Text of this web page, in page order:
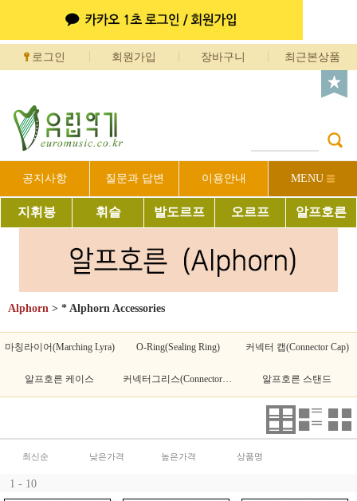
로그인 회원가입 장바구니 최근본상품
공지사항 질문과 답변 이용안내 MENU
지휘봉 휘슬 발도르프 오르프 알프호른
Alphorn > * Alphorn Accessories
마칭라이어(Marching Lyra) O-Ring(Sealing Ring) 커넥터 캡(Connector Cap)
알프호른 케이스 커넥터그리스(Connector Grease) 알프호른 스탠드
최신순 낮은가격 높은가격 상품명
1 - 10